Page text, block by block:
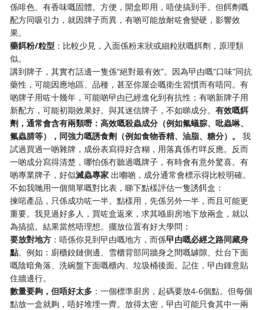
係啡色、有香味嘅固體。方便，開盒即用，唔使搞到手。但餌劑嘅
配方同吸引力，就因牌子而異，有啲可能放耐咗會變硬，影響效
果。
藥餌粉/粒型 ：比較少見，入面係粉末狀或細粒狀嘅餌劑，原理類
似。
講到牌子，其實冇話邊一隻係“絕對最有效”。因為曱甴嘅“口味”同抗
藥性，可能因應地區、品種，甚至你屋企嘅衛生習慣而有唔同。有
啲牌子用咗十幾年，可能啲曱甴已經進化到有抗性；有啲新牌子用
新配方，可能初期效果好。與其迷信牌子，不如睇成分。有效嘅餌
劑，通常會含有兩類嘢：高效嘅殺蟲成分（例如氟蟻腙、吡蟲啉、
氟蟲腈等），同強力嘅誘食劑（例如食物香精、油脂、糖分）。
我
試過買過一啲雜牌，成份表寫得好含糊，用落真係冇咩反應。反而
一啲成分寫得清楚，哪怕係冇聽過嘅牌子，有時會有意外驚喜。有
啲專業牌子，好似滅蟲專家 出嗰啲，成分通常會標示得比較明確。
不如我哋用一個簡單嘅對比表，睇下點樣評估一隻誘餌盒：
揀啱產品，只係成功咗一半。點樣用，先係另外一半，而且可能更
重要。我見過好多人，買咗盒返來，求其喺廚房地下放兩盒，就以
為搞掂。結果當然唔理想。擺放位置有好大學問：
要放對地方 ：唔係你見到曱甴嘅地方，而係曱甴嘅必經之路同藏身
點。例如：廚櫃鉸鏈側邊、雪櫃背部同牆身之間嘅罅隙、灶台下面
嘅陰暗角落、洗碗盤下面嘅櫃內、垃圾桶後面。記住，曱甴鍾意貼
住牆邊行。
數量要夠，但唔好太多 ：一個標準廚房，起碼要放4-6個點。但每個
點放一盒就夠，唔好堆埋一齊。放得太密，曱甴可能只食其中一兩